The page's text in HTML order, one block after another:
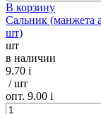
В корзину
Сальник (манжета
шт)
шт
в наличии
9.70 i
/ шт
опт. 9.00 i